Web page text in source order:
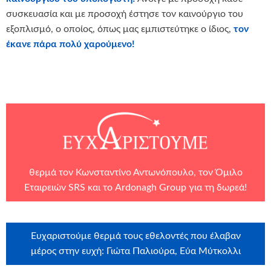
συσκευασία και με προσοχή έστησε τον καινούργιο του
εξοπλισμό, ο οποίος, όπως μας εμπιστεύτηκε ο ίδιος, τον
έκανε πάρα πολύ χαρούμενο!
θερμά τον Κωνσταντίνο Αντωνόπουλο, τονΌμιλο
Εταιρειών SRS και το Ardonagh Group για τη δωρεά!
Ευχαριστούμε θερμά τους εθελοντές που έλαβαν
μέρος στην ευχή: Γιώτα Παλιούρα, Εύα Μύτκολλι